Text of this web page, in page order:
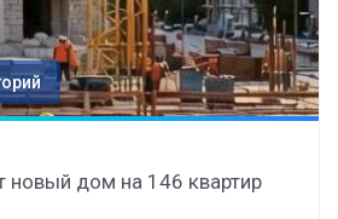
новый дом на 146 квартир